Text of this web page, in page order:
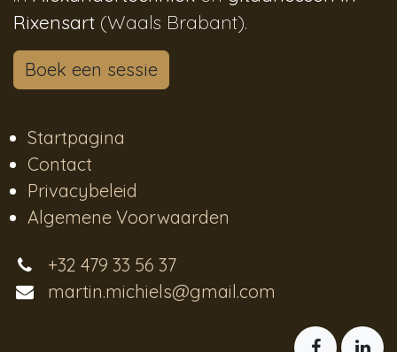
Rixensart (Waals Brabant).
Boek een sessie
Startpagina
Contact
Privacybeleid
Algemene Voorwaarden
+32 479 33 56 37
martin.michiels@gmail.com